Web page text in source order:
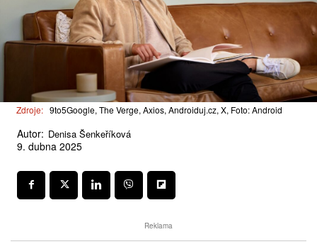
Zdroje: 9to5Google, The Verge, Axios, Androiduj.cz, X, Foto: Android
Autor: Denisa Šenkeříková
9. dubna 2025
Reklama